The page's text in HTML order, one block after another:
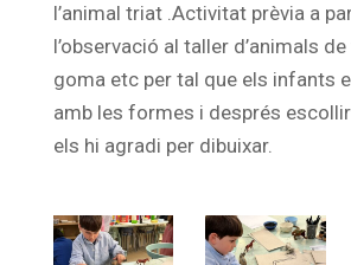
l’animal triat .Activitat prèvia a
l’observació al taller d’animals
goma etc per tal que els infants
amb les formes i després
els hi agradi per dibuixar.